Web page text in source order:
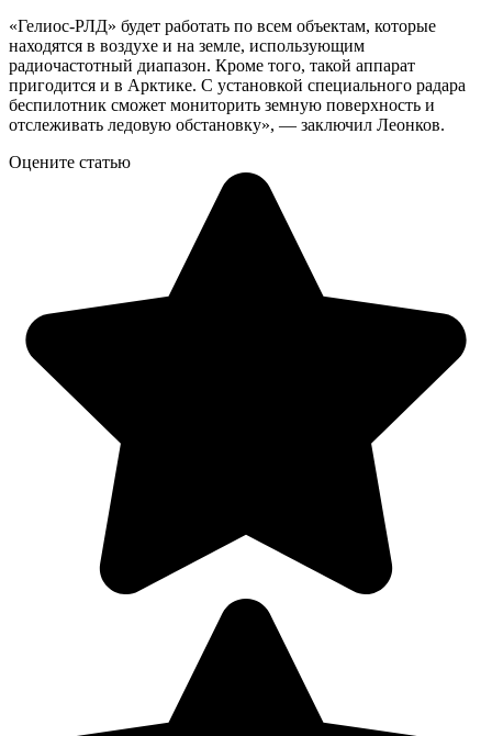
«Гелиос-РЛД» будет работать по всем объектам, которые
находятся в воздухе и на земле, использующим
радиочастотный диапазон. Кроме того, такой аппарат
пригодится и в Арктике. С установкой специального радара
беспилотник сможет мониторить земную поверхность и
отслеживать ледовую обстановку», — заключил Леонков.
Оцените статью